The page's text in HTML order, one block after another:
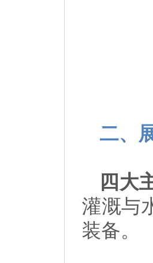
二、
四大
灌溉与
装备。